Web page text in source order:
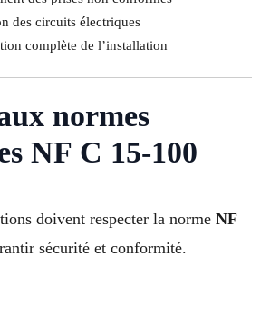
des circuits électriques
complète de l’installation
normes
NF C 15-100
doivent respecter la norme NF
sécurité et conformité.